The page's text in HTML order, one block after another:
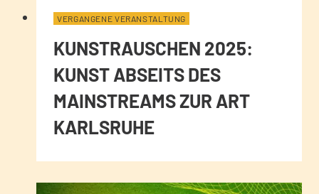
VERGANGENE VERANSTALTUNG
KUNSTRAUSCHEN 2025:
KUNST ABSEITS DES
MAINSTREAMS ZUR ART
KARLSRUHE